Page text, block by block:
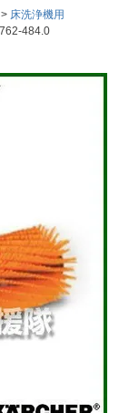
床洗浄機用
484.0